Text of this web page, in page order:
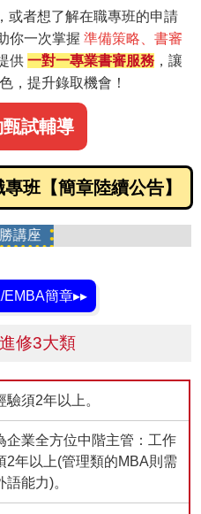
，或者想了解在職專班的申請
你一次掌握準備策略、書審
供一對一專業書審服務 ，讓
，提升錄取機會！
試輔導
班【簡章陸續公告】
EMBA簡章▸▸
修3大類
驗須2年以上。
企業全方位中階主管：工作
2年以上(管理類的MBA則需
語能力)。